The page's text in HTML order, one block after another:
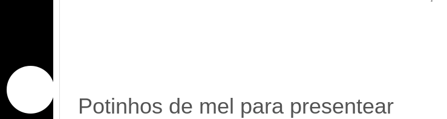
Potinhos de mel para presentear